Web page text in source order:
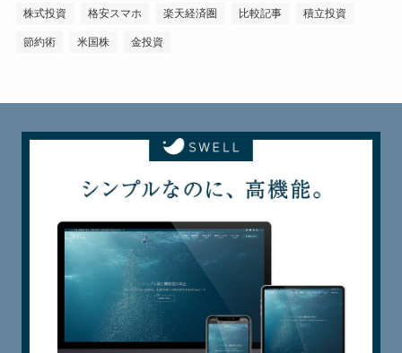
株式投資 格安スマホ 楽天経済圏 比較記事 積立投資
節約術 米国株 金投資